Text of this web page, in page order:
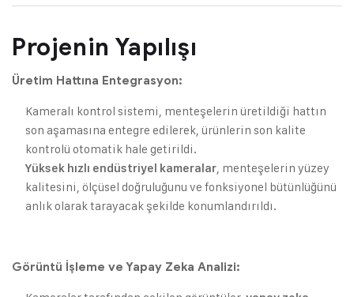
Projenin Yapılışı
Üretim Hattına Entegrasyon:
Kameralı kontrol sistemi, menteşelerin üretildiği hattın
son aşamasına entegre edilerek, ürünlerin son kalite
kontrolü otomatik hale getirildi.
Yüksek hızlı endüstriyel kameralar, menteşelerin yüzey
kalitesini, ölçüsel doğruluğunu ve fonksiyonel bütünlüğünü
anlık olarak tarayacak şekilde konumlandırıldı.
Görüntü İşleme ve Yapay Zeka Analizi: